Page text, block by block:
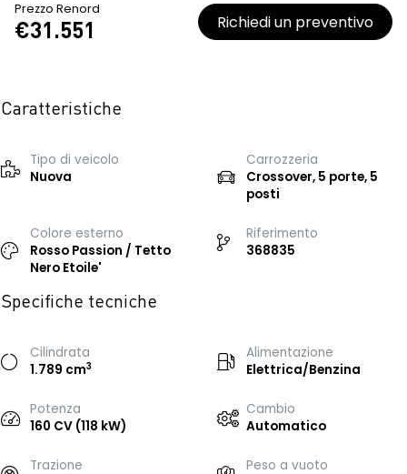
Prezzo Renord
€31.551 Richiedi un preventivo
Caratteristiche
Tipo di veicolo
Nuova
Carrozzeria
Crossover, 5 porte, 5
posti
Colore esterno
Rosso Passion / Tetto
Nero Etoile'
Riferimento
368835
Specifiche tecniche
Cilindrata
1.789 cm3
Alimentazione
Elettrica/Benzina
Potenza
160 CV (118 kW)
Cambio
Automatico
Trazione
Peso a vuoto